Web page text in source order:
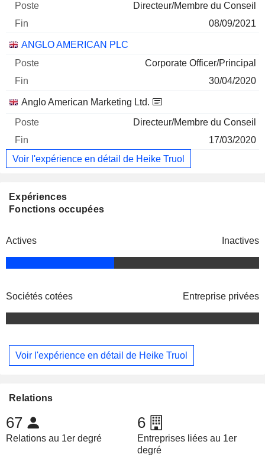
Directeur/Membre du Conseil
08/09/2021
ANGLO AMERICAN PLC
Corporate Officer/Principal
30/04/2020
Anglo American Marketing Ltd.
Directeur/Membre du Conseil
17/03/2020
Voir l'expérience en détail de Heike Truol
Expériences
Fonctions occupées
Actives Inactives
Sociétés cotées Entreprise privées
Voir l'expérience en détail de Heike Truol
Relations
67
Relations au 1er degré
6
Entreprises liées au 1er
degré